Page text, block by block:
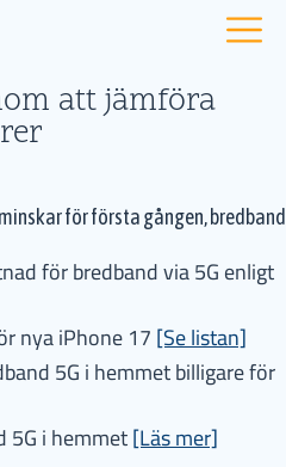
att jämföra
för första gången, bredband
för bredband via 5G enligt
nya iPhone 17[Se listan]
5G i hemmet billigare för
5G i hemmet[Läs mer]